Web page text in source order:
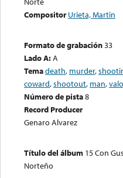
Compositor Urieta, Martin
Formato de grabación33
Lado A:A
Temadeath, murder,
coward,shootout, man,
Número de pista8
Record Producer
Genaro Alvarez
Título del álbum 15 Con
Norteño